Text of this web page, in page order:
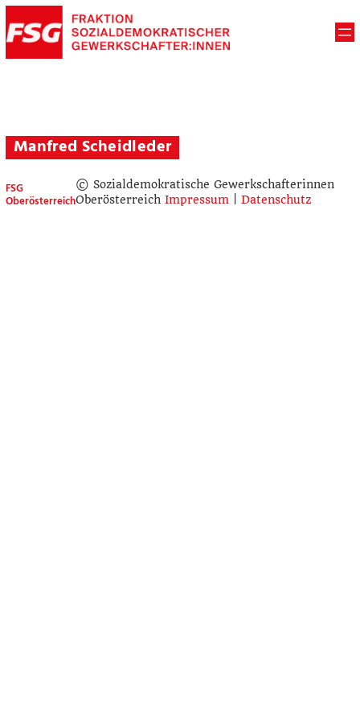
Manfred Scheidleder
FSG
Oberösterreich
© Sozialdemokratische Gewerkschafterinnen
Oberösterreich Impressum| Datenschutz